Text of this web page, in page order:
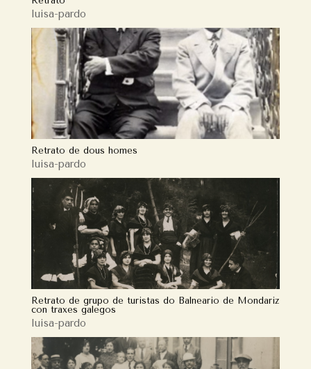
luisa-pardo
Retrato de dous homes
luisa-pardo
Retrato de grupo de turistas do Balneario de Mondariz
con traxes galegos
luisa-pardo